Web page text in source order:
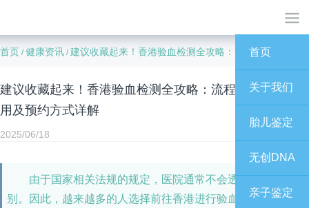
首页
关于我们
胎儿鉴定
无创DNA
亲子鉴定
首页 /健康资讯 /建议收藏起来！香港验血检测全攻略：流程、条件、费用及预约方式详解
建议收藏起来！香港验血检测全攻略：流程、条件、费
用及预约方式详解
2025/06/18
由于国家相关法规的规定，医院通常不会透露胎儿的性
别。因此，越来越多的人选择前往香港进行验血检查。香港